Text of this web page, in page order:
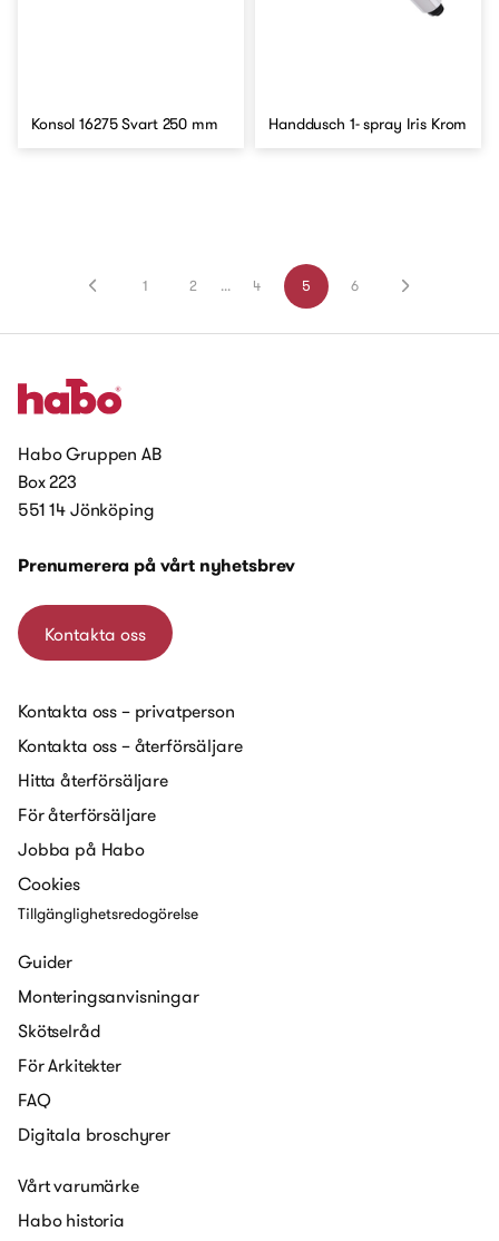
Konsol 16275 Svart 250 mm Handdusch 1- spray Iris Krom
1 2 ... 4 5 6
Habo Gruppen AB
Box 223
551 14 Jönköping
Prenumerera på vårt nyhetsbrev
Kontakta oss
Kontakta oss – privatperson
Kontakta oss – återförsäljare
Hitta återförsäljare
För återförsäljare
Jobba på Habo
Cookies
Tillgänglighetsredogörelse
Guider
Monteringsanvisningar
Skötselråd
För Arkitekter
FAQ
Digitala broschyrer
Vårt varumärke
Habo historia